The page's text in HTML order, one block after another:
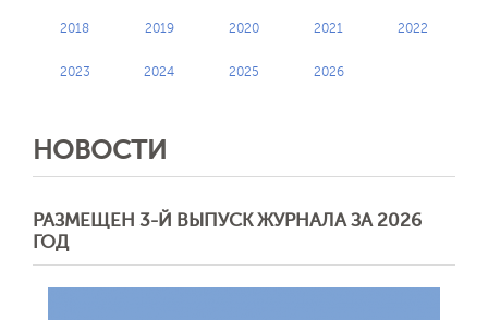
2018 2019 2020 2021 2022
2023 2024 2025 2026
НОВОСТИ
РАЗМЕЩЕН 3-Й ВЫПУСК ЖУРНАЛА ЗА 2026
ГОД